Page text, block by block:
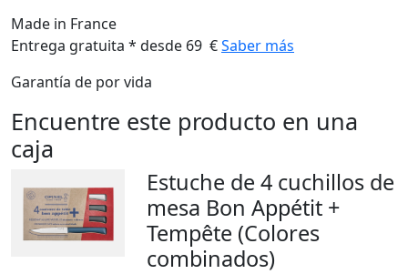
Made in France
Entrega gratuita * desde 69 €Saber más
Garantía de por vida
Encuentre este producto en una
caja
Estuche de 4 cuchillos de
mesa Bon Appétit +
Tempête (Colores
combinados)